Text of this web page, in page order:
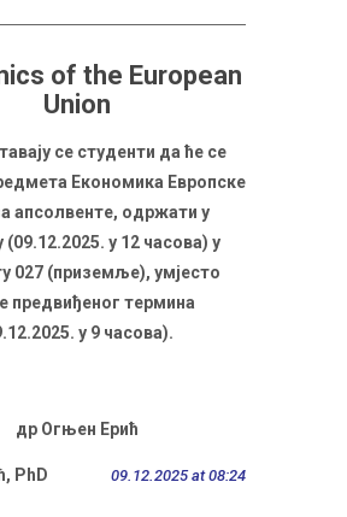
of the European
Union
се студенти да ће се
Економика Европске
апсолвенте, одржати у
(09.12.2025. у 12 часова) у
027 (приземље), умјесто
предвиђеног термина
у 9 часова).
др Огњен Ерић
PhD 09.12.2025 at 08:24